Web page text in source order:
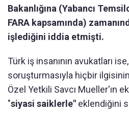
Bakanlığına (Yabancı
FARA kapsamında)
işlediğini iddia etmişti.
Türk iş insanının avukatları
soruşturmasıyla hiçbir
Özel Yetkili Savcı Mueller'ın
"siyasi saiklerle" eklendiğini